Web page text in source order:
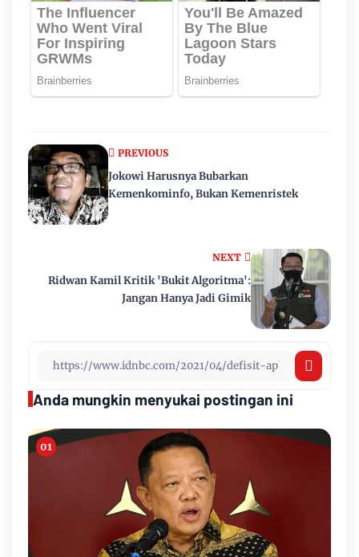
NEXT
Ridwan Kamil Kritik 'Bukit Algoritma':
Jangan Hanya Jadi Gimik
PREVIOUS
Jokowi Harusnya Bubarkan
Kemenkominfo, Bukan Kemenristek
Anda mungkin menyukai postingan ini